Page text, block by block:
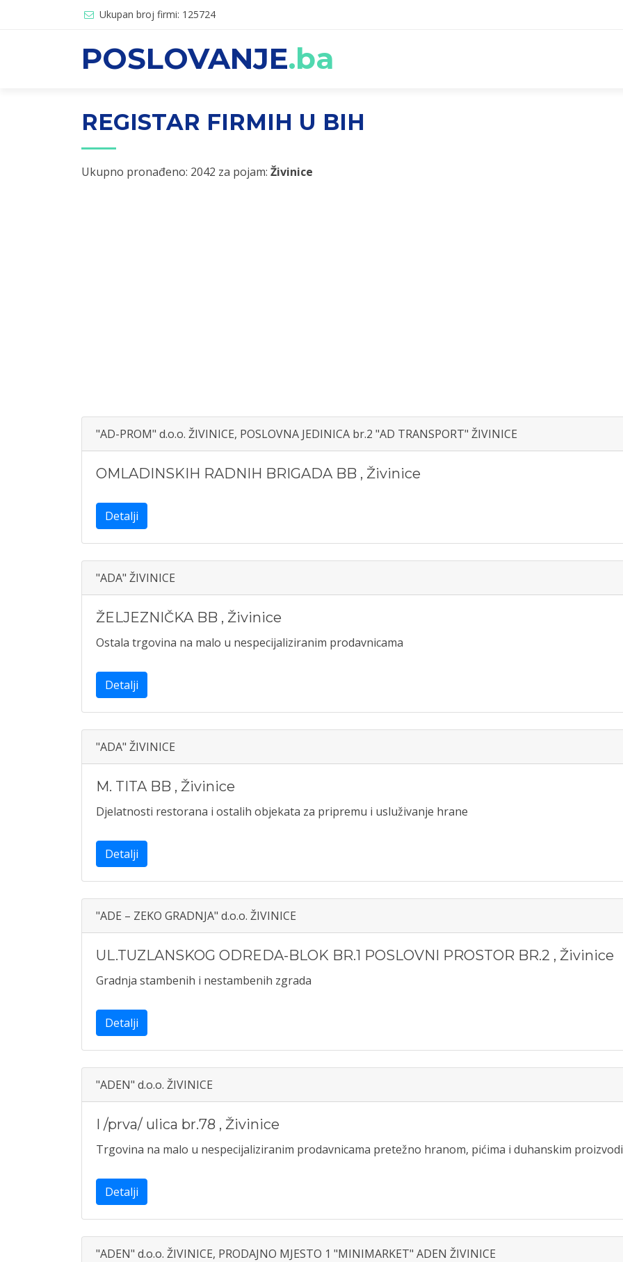
Ukupan broj firmi: 125724
POSLOVANJE.ba
REGISTAR FIRMIH U BIH
Ukupno pronađeno: 2042 za pojam: Živinice
"AD-PROM" d.o.o. ŽIVINICE, POSLOVNA JEDINICA br.2 "AD TRANSPORT" ŽIVINICE
OMLADINSKIH RADNIH BRIGADA BB , Živinice
Detalji
"ADA" ŽIVINICE
ŽELJEZNIČKA BB , Živinice
Ostala trgovina na malo u nespecijaliziranim prodavnicama
Detalji
"ADA" ŽIVINICE
M. TITA BB , Živinice
Djelatnosti restorana i ostalih objekata za pripremu i usluživanje hrane
Detalji
"ADE – ZEKO GRADNJA" d.o.o. ŽIVINICE
UL.TUZLANSKOG ODREDA-BLOK BR.1 POSLOVNI PROSTOR BR.2 , Živinice
Gradnja stambenih i nestambenih zgrada
Detalji
"ADEN" d.o.o. ŽIVINICE
I /prva/ ulica br.78 , Živinice
Trgovina na malo u nespecijaliziranim prodavnicama pretežno hranom, pićima i duhanskim
Detalji
"ADEN" d.o.o. ŽIVINICE, PRODAJNO MJESTO 1 "MINIMARKET" ADEN ŽIVINICE